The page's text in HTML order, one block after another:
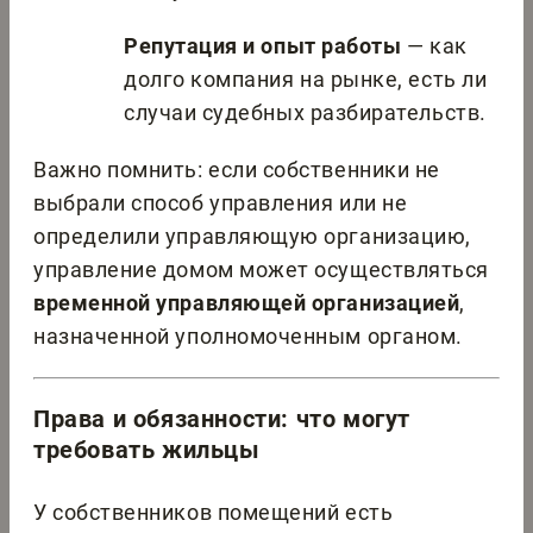
Репутация и опыт работы — как
долго компания на рынке, есть ли
случаи судебных разбирательств.
Важно помнить: если собственники не
выбрали способ управления или не
определили управляющую организацию,
управление домом может осуществляться
временной управляющей организацией,
назначенной уполномоченным органом.
Права и обязанности: что могут
требовать жильцы
У собственников помещений есть